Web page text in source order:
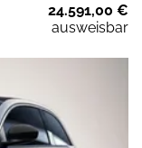
24.591,00 €
ausweisbar